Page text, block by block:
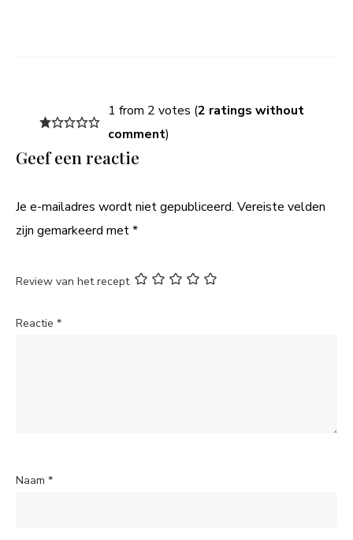
1 from 2 votes (2 ratings without
comment)
Geef een reactie
Je e-mailadres wordt niet gepubliceerd. Vereiste velden
zijn gemarkeerd met*
Review van het recept
Reactie *
Naam *